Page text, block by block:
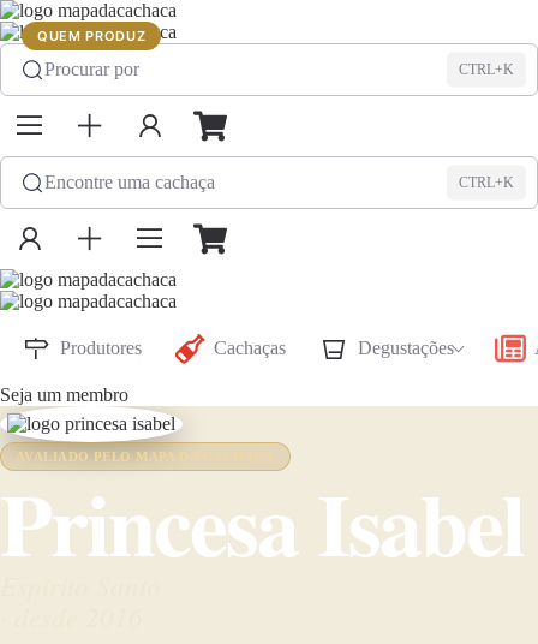
Procurar por CTRL+K
Encontre uma cachaça CTRL+K
Produtores Cachaças Degustações
Seja um membro
AVALIADO PELO MAPA DA CACHAÇA
Princesa Isabel
QUEM PRODUZ